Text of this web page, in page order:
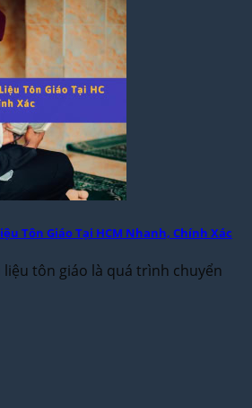
Tôn Giáo Tại HCM Nhanh, Chính Xác
tôn giáo là quá trình chuyển